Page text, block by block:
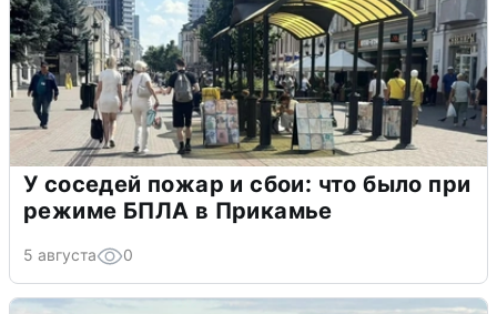
У соседей пожар и сбои: что было при
режиме БПЛА в Прикамье
5 августа 0